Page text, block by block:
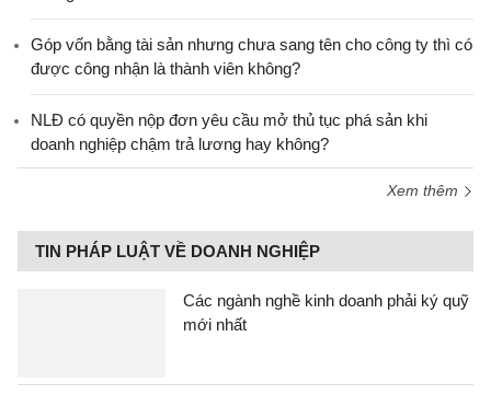
Góp vốn bằng tài sản nhưng chưa sang tên cho công ty thì có
được công nhận là thành viên không?
NLĐ có quyền nộp đơn yêu cầu mở thủ tục phá sản khi
doanh nghiệp chậm trả lương hay không?
Xem thêm
TIN PHÁP LUẬT VỀ DOANH NGHIỆP
Các ngành nghề kinh doanh phải ký quỹ
mới nhất